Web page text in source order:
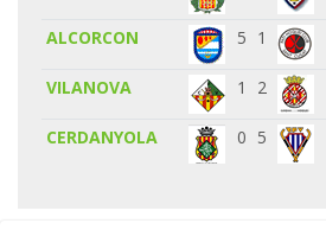
ALCORCON 5 1
VILANOVA 1 2
CERDANYOLA 0 5